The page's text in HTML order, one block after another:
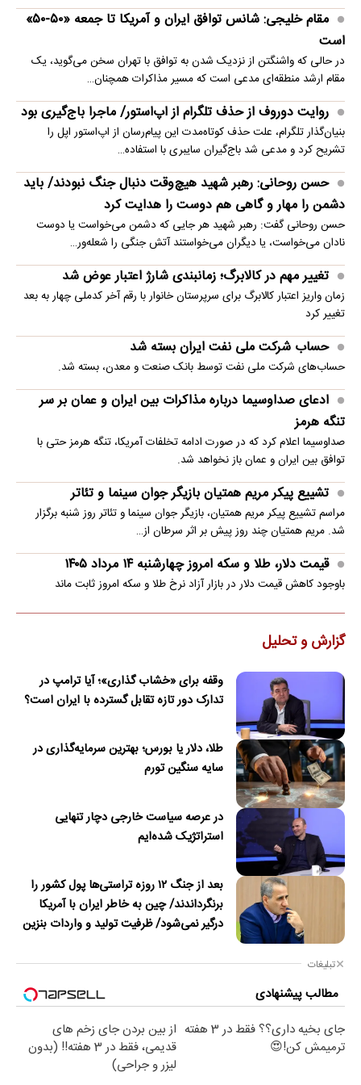
مقام خلیجی: شانس توافق ایران و آمریکا تا جمعه «۵۰-۵۰»
است
در حالی که واشنگتن از نزدیک شدن به توافق با تهران سخن می‌گوید، یک
مقام ارشد منطقه‌ای مدعی است که مسیر مذاکرات همچنان…
روایت دوروف از حذف تلگرام از اپ‌استور/ ماجرا باج‌گیری بود
بنیان‌گذار تلگرام، علت حذف کوتاه‌مدت این پیام‌رسان از اپ‌استور اپل را
تشریح کرد و مدعی شد باج‌گیران سایبری با استفاده…
حسن روحانی: رهبر شهید هیچ‌وقت دنبال جنگ نبودند/ باید
دشمن را مهار و گاهی هم دوست را هدایت کرد
حسن روحانی گفت: رهبر شهید هر جایی که دشمن می‌خواست یا دوست
نادان می‌خواست، یا دیگران می‌خواستند آتش جنگی را شعله‌ور…
تغییر مهم در کالابرگ؛ زمانبندی‌ شارژ اعتبار عوض شد
زمان واریز اعتبار کالابرگ برای سرپرستان خانوار با رقم آخر کدملی چهار به بعد
تغییر کرد
حساب‌ شرکت ملی نفت ایران بسته شد
حساب‌های شرکت ملی نفت توسط بانک صنعت و معدن، بسته شد.
ادعای صداوسیما درباره مذاکرات بین ایران و عمان بر سر
تنگه هرمز
صداوسیما اعلام کرد که در صورت ادامه تخلفات آمریکا، تنگه هرمز حتی با
توافق بین ایران و عمان باز نخواهد شد.
تشییع پیکر مریم همتیان بازیگر جوان سینما و تئاتر
مراسم تشییع پیکر مریم همتیان، بازیگر جوان سینما و تئاتر روز شنبه برگزار
شد. مریم همتیان چند روز پیش بر اثر سرطان از…
قیمت دلار، طلا و سکه امروز چهارشنبه ۱۴ مرداد ۱۴۰۵
باوجود کاهش قیمت دلار در بازار آزاد نرخ طلا و سکه امروز ثابت ماند
گزارش و تحلیل
وقفه برای «خشاب گذاری»؛ آیا ترامپ در
تدارک دور تازه تقابل گسترده با ایران است؟
طلا، دلار یا بورس؛ بهترین سرمایه‌گذاری در
سایه سنگین تورم
در عرصه سیاست خارجی دچار تنهایی
استراتژیک شده‌ایم
بعد از جنگ ۱۲ روزه تراستی‌ها پول کشور را
برنگرداندند/ چین به خاطر ایران با آمریکا
درگیر نمی‌شود/ ظرفیت تولید و واردات بنزین
توانایی ذخیره نفت در محاصره را داریم
تبلیغات
مطالب پیشنهادی
جای بخیه داری؟؟ فقط در 3 هفته
ترمیمش کن!😍
از بین بردن جای زخم های
قدیمی، فقط در 3 هفته!! (بدون
لیزر و جراحی)